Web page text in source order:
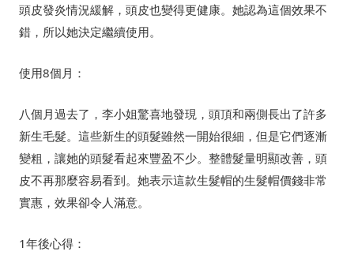
頭皮發炎情況緩解，頭皮也變得更健康。她認為這個效果不
錯，所以她決定繼續使用。
使用8個月：
八個月過去了，李小姐驚喜地發現，頭頂和兩側長出了許多
新生毛髮。這些新生的頭髮雖然一開始很細，但是它們逐漸
變粗，讓她的頭髮看起來豐盈不少。整體髮量明顯改善，頭
皮不再那麼容易看到。她表示這款生髮帽的生髮帽價錢非常
實惠，效果卻令人滿意。
1年後心得：